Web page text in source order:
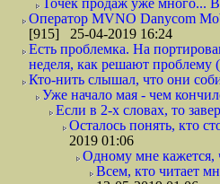
Точек продаж уже много...
Оператор MVNO Danycom
[915] 25-04-2019 16:24
Есть проблемка. На
неделя, как решают проблему
Кто-нить слышал, что они
Уже начало мая - чем
Если в 2-х словах, то
Осталось понять, кто
2019 01:06
Одному мне кажется,
Всем, кто читает